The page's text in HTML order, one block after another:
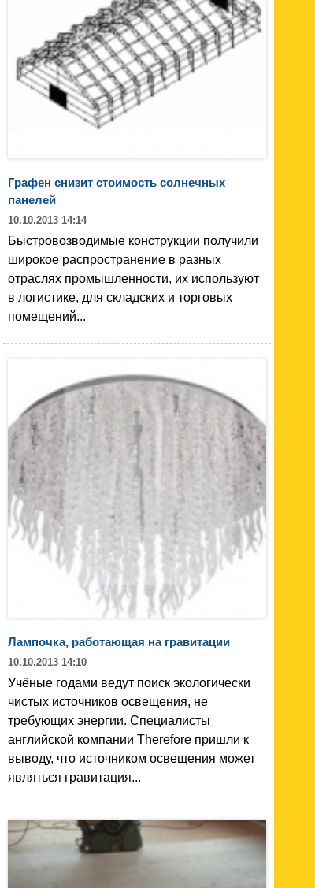
Графен снизит стоимость солнечных
панелей
10.10.2013 14:14
Быстровозводимые конструкции получили
широкое распространение в разных
отраслях промышленности, их используют
в логистике, для складских и торговых
помещений...
Лампочка, работающая на гравитации
10.10.2013 14:10
Учёные годами ведут поиск экологически
чистых источников освещения, не
требующих энергии. Специалисты
английской компании Therefore пришли к
выводу, что источником освещения может
являться гравитация...